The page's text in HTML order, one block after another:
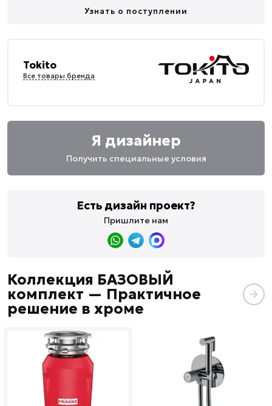
Узнать о поступлении
Tokito
Все товары бренда
Я дизайнер
Получить специальные условия
Есть дизайн проект?
Пришлите нам
Коллекция БАЗОВЫЙ
комплект — Практичное
решение в хроме